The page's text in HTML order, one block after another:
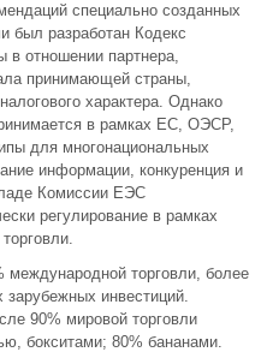
специально созданных
был разработан Кодекс
в отношении партнера,
принимающей страны,
характера. Однако
в рамках ЕС, ОЭСР,
для многонациональных
информации, конкуренция и
Комиссии ЕЭС
регулирование в рамках
торговли, более
зарубежных инвестиций.
90% мировой торговли
бокситами; 80% бананами.